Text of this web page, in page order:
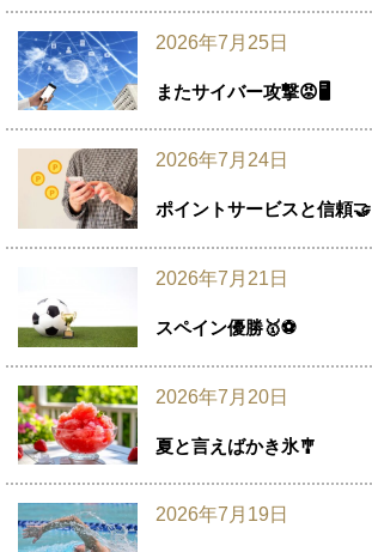
2026年7月25日
またサイバー攻撃😡🖥️
2026年7月24日
ポイントサービスと信頼🤝
2026年7月21日
スペイン優勝🥇⚽
2026年7月20日
夏と言えばかき氷🎐
2026年7月19日